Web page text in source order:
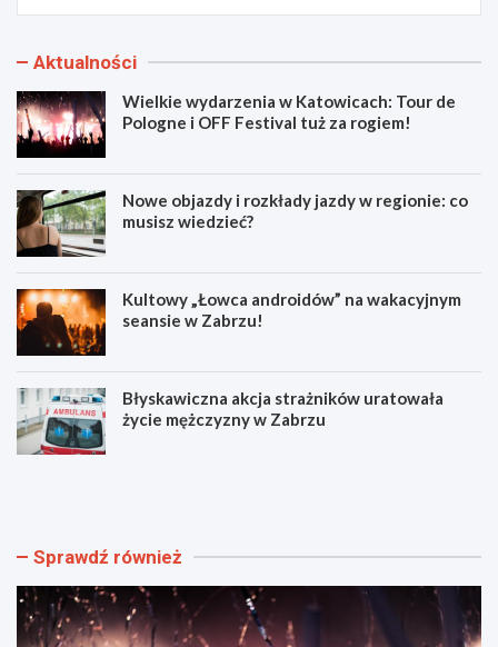
Aktualności
Wielkie wydarzenia w Katowicach: Tour de
Pologne i OFF Festival tuż za rogiem!
Nowe objazdy i rozkłady jazdy w regionie: co
musisz wiedzieć?
Kultowy „Łowca androidów” na wakacyjnym
seansie w Zabrzu!
Błyskawiczna akcja strażników uratowała
życie mężczyzny w Zabrzu
W
i
w
y
d
N
b
a
z
d
Sprawdź również